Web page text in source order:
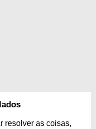
resolver as coisas,